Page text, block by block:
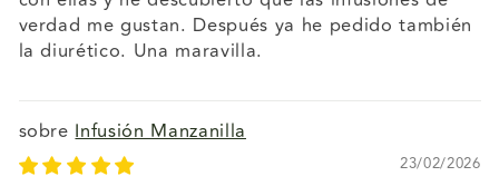
verdad me gustan. Después ya he pedido también
la diurético. Una maravilla.
Infusión Manzanilla
23/02/2026